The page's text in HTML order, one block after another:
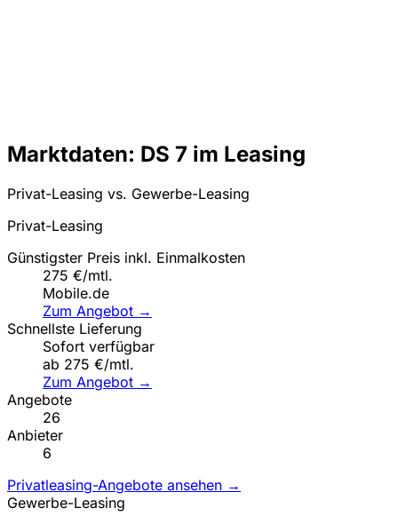
Marktdaten: DS 7 im Leasing
Privat-Leasing vs. Gewerbe-Leasing
Privat-Leasing
Günstigster Preis inkl. Einmalkosten
275 €/mtl.
Mobile.de
Zum Angebot →
Schnellste Lieferung
Sofort verfügbar
ab 275 €/mtl.
Zum Angebot →
Angebote
26
Anbieter
6
Privatleasing-Angebote ansehen →
Gewerbe-Leasing